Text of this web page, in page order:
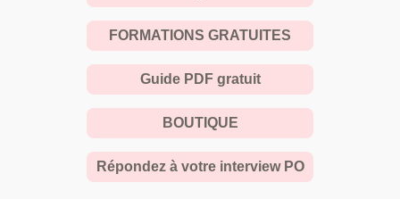
FORMATIONS GRATUITES
Guide PDF gratuit
BOUTIQUE
Répondez à votre interview PO